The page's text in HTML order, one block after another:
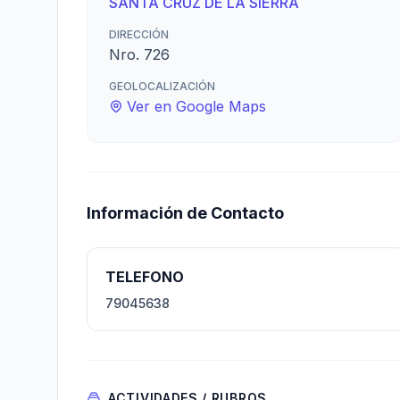
DIRECCIÓN
Nro. 726
GEOLOCALIZACIÓN
Ver en Google Maps
Información de Contacto
TELEFONO
79045638